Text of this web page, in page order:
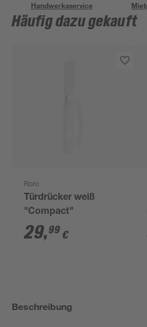
Handwerksservice
Häufig dazu gekauft
Roro
Türdrücker weiß
"Compact"
29,99 €
Beschreibung